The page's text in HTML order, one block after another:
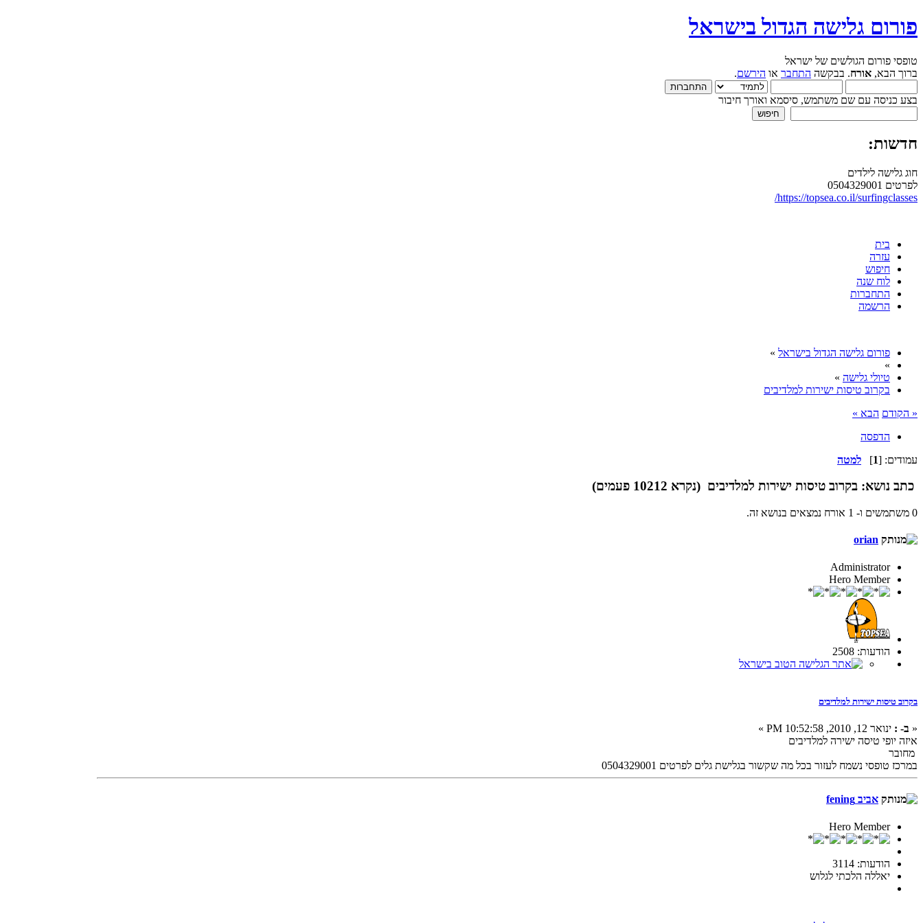
פורום גלישה הגדול בישראל
טופסי פורום הגולשים של ישראל
ברוך הבא, אורח. בבקשה התחבר או הירשם.
בצע כניסה עם שם משתמש, סיסמא ואורך חיבור
חדשות:
חוג גלישה לילדים
לפרטים 0504329001
https://topsea.co.il/surfingclasses/
בית
עזרה
חיפוש
לוח שנה
התחברות
הרשמה
פורום גלישה הגדול בישראל »
»
טיולי גלישה »
בקרוב טיסות ישירות למלדיבים
« הקודם הבא »
הדפסה
עמודים: [1
] למטה
כתב נושא: בקרוב טיסות ישירות למלדיבים (נקרא 10212 פעמים)
0 משתמשים ו- 1 אורח נמצאים בנושא זה.
orian
Administrator
Hero Member
הודעות: 2508
בקרוב טיסות ישירות למלדיבים
« ב- : ינואר 12, 2010, 10:52:58 PM »
איזה יופי טיסה ישירה למלדיבים
מחובר
במרכז טופסי נשמח לעזור בכל מה שקשור בגלישת גלים לפרטים 0504329001
אביב fening
Hero Member
הודעות: 3114
יאללה הלכתי לגלוש